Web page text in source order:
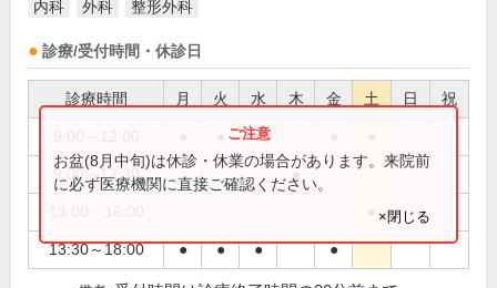
内科 外科 整形外科
診療/受付時間・休診日
診療時間 月 火 水 木 金 土 日 祝
●
9:00～12:30 ●
13:30～18:00 ● ● ● ●
お盆(8月中旬)は休診・休業の場合があります。来院前
に必ず医療機関に直接ご確認ください。
×閉じる